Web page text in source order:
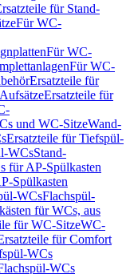
für Stand-
Für WC-
Für WC-
Für WC-
Ersatzteile für
Ersatzteile für
und WC-SitzeWand-
Ersatzteile für Tiefspül-
WCsStand-
für AP-Spülkasten
Spülkasten
WCsFlachspül-
für WCs, aus
für WC-SitzeWC-
für Comfort
WCs
WCs